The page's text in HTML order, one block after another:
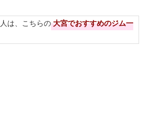
は、こちらの大宮でおすすめのジム一